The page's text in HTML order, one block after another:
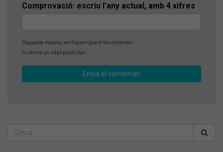
Comprovació: escriu l'any actual, amb 4 xifres
D'aquesta manera, verifiquem que el teu comentari
no l'envia un robot publicitari.